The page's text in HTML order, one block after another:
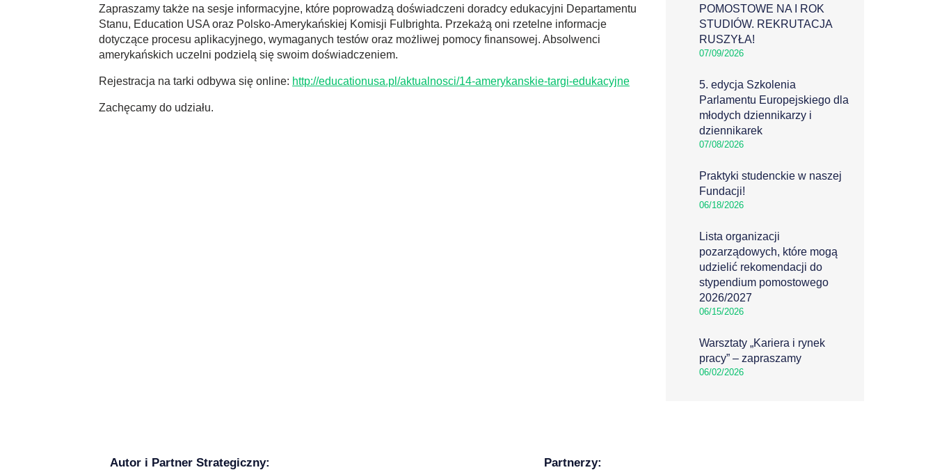
Zapraszamy także na sesje informacyjne, które poprowadzą doświadczeni doradcy edukacyjni Departamentu
Stanu, Education USA oraz Polsko-Amerykańskiej Komisji Fulbrighta. Przekażą oni rzetelne informacje
dotyczące procesu aplikacyjnego, wymaganych testów oraz możliwej pomocy finansowej. Absolwenci
amerykańskich uczelni podzielą się swoim doświadczeniem.
Rejestracja na tarki odbywa się online: http://educationusa.pl/aktualnosci/14-amerykanskie-targi-edukacyjne
Zachęcamy do udziału.
POMOSTOWE NA I ROK
STUDIÓW. REKRUTACJA
RUSZYŁA!
07/09/2026
5. edycja Szkolenia
Parlamentu Europejskiego dla
młodych dziennikarzy i
dziennikarek
07/08/2026
Praktyki studenckie w naszej
Fundacji!
06/18/2026
Lista organizacji
pozarządowych, które mogą
udzielić rekomendacji do
stypendium pomostowego
2026/2027
06/15/2026
Warsztaty „Kariera i rynek
pracy” – zapraszamy
06/02/2026
Autor i Partner Strategiczny: Partnerzy: